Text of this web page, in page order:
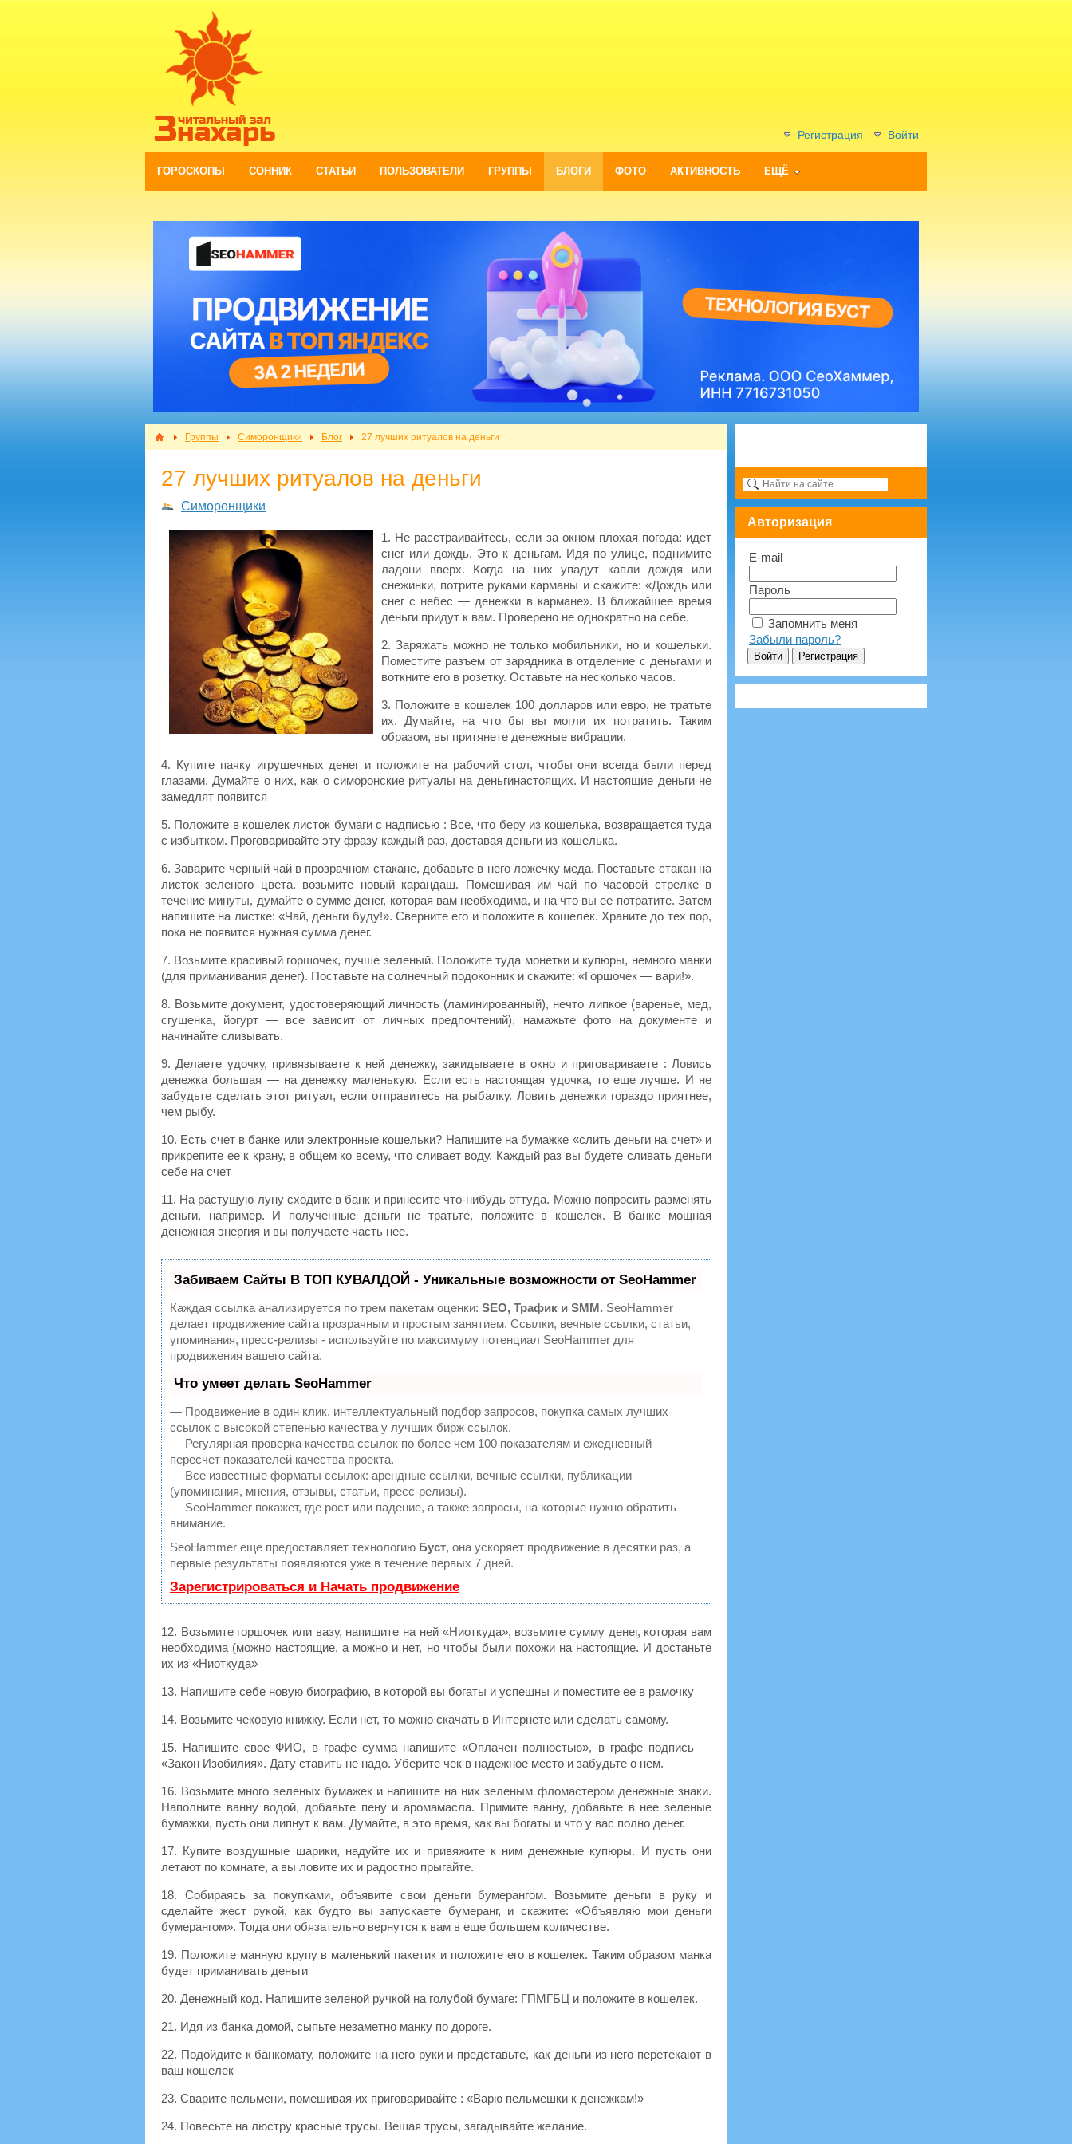
Регистрация Войти
ГОРОСКОПЫ СОННИК СТАТЬИ ПОЛЬЗОВАТЕЛИ ГРУППЫ БЛОГИ ФОТО АКТИВНОСТЬ ЕЩЁ
Группы Симоронщики Блог ​27 лучших ритуалов на деньги
​27 лучших ритуалов на деньги
Симоронщики
1. Не расстраивайтесь, если за окном плохая погода: идет
снег или дождь. Это к деньгам. Идя по улице, поднимите
ладони вверх. Когда на них упадут капли дождя или
снежинки, потрите руками карманы и скажите: «Дождь или
снег с небес — денежки в кармане». В ближайшее время
деньги придут к вам. Проверено не однократно на себе.
2. Заряжать можно не только мобильники, но и кошельки.
Поместите разъем от зарядника в отделение с деньгами и
воткните его в розетку. Оставьте на несколько часов.
3. Положите в кошелек 100 долларов или евро, не тратьте
их. Думайте, на что бы вы могли их потратить. Таким
образом, вы притянете денежные вибрации.
4. Купите пачку игрушечных денег и положите на рабочий стол, чтобы они всегда были перед
глазами. Думайте о них, как о симоронские ритуалы на деньгинастоящих. И настоящие деньги не
замедлят появится
5. Положите в кошелек листок бумаги с надписью : Все, что беру из кошелька, возвращается туда
с избытком. Проговаривайте эту фразу каждый раз, доставая деньги из кошелька.
6. Заварите черный чай в прозрачном стакане, добавьте в него ложечку меда. Поставьте стакан на
листок зеленого цвета. возьмите новый карандаш. Помешивая им чай по часовой стрелке в
течение минуты, думайте о сумме денег, которая вам необходима, и на что вы ее потратите. Затем
напишите на листке: «Чай, деньги буду!». Сверните его и положите в кошелек. Храните до тех пор,
пока не появится нужная сумма денег.
7. Возьмите красивый горшочек, лучше зеленый. Положите туда монетки и купюры, немного манки
(для приманивания денег). Поставьте на солнечный подоконник и скажите: «Горшочек — вари!».
8. Возьмите документ, удостоверяющий личность (ламинированный), нечто липкое (варенье, мед,
сгущенка, йогурт — все зависит от личных предпочтений), намажьте фото на документе и
начинайте слизывать.
9. Делаете удочку, привязываете к ней денежку, закидываете в окно и приговариваете : Ловись
денежка большая — на денежку маленькую. Если есть настоящая удочка, то еще лучше. И не
забудьте сделать этот ритуал, если отправитесь на рыбалку. Ловить денежки гораздо приятнее,
чем рыбу.
10. Есть счет в банке или электронные кошельки? Напишите на бумажке «слить деньги на счет» и
прикрепите ее к крану, в общем ко всему, что сливает воду. Каждый раз вы будете сливать деньги
себе на счет
11. На растущую луну сходите в банк и принесите что-нибудь оттуда. Можно попросить разменять
деньги, например. И полученные деньги не тратьте, положите в кошелек. В банке мощная
денежная энергия и вы получаете часть нее.
Забиваем Сайты В ТОП КУВАЛДОЙ - Уникальные возможности от SeoHammer
Каждая ссылка анализируется по трем пакетам оценки: SEO, Трафик и SMM. SeoHammer
делает продвижение сайта прозрачным и простым занятием. Ссылки, вечные ссылки, статьи,
упоминания, пресс-релизы - используйте по максимуму потенциал SeoHammer для
продвижения вашего сайта.
Что умеет делать SeoHammer
— Продвижение в один клик, интеллектуальный подбор запросов, покупка самых лучших
ссылок с высокой степенью качества у лучших бирж ссылок.
— Регулярная проверка качества ссылок по более чем 100 показателям и ежедневный
пересчет показателей качества проекта.
— Все известные форматы ссылок: арендные ссылки, вечные ссылки, публикации
(упоминания, мнения, отзывы, статьи, пресс-релизы).
— SeoHammer покажет, где рост или падение, а также запросы, на которые нужно обратить
внимание.
SeoHammer еще предоставляет технологию Буст, она ускоряет продвижение в десятки раз, а
первые результаты появляются уже в течение первых 7 дней.
Зарегистрироваться и Начать продвижение
12. Возьмите горшочек или вазу, напишите на ней «Ниоткуда», возьмите сумму денег, которая вам
необходима (можно настоящие, а можно и нет, но чтобы были похожи на настоящие. И достаньте
их из «Ниоткуда»
13. Напишите себе новую биографию, в которой вы богаты и успешны и поместите ее в рамочку
14. Возьмите чековую книжку. Если нет, то можно скачать в Интернете или сделать самому.
15. Напишите свое ФИО, в графе сумма напишите «Оплачен полностью», в графе подпись —
«Закон Изобилия». Дату ставить не надо. Уберите чек в надежное место и забудьте о нем.
16. Возьмите много зеленых бумажек и напишите на них зеленым фломастером денежные знаки.
Наполните ванну водой, добавьте пену и аромамасла. Примите ванну, добавьте в нее зеленые
бумажки, пусть они липнут к вам. Думайте, в это время, как вы богаты и что у вас полно денег.
17. Купите воздушные шарики, надуйте их и привяжите к ним денежные купюры. И пусть они
летают по комнате, а вы ловите их и радостно прыгайте.
18. Собираясь за покупками, объявите свои деньги бумерангом. Возьмите деньги в руку и
сделайте жест рукой, как будто вы запускаете бумеранг, и скажите: «Объявляю мои деньги
бумерангом». Тогда они обязательно вернутся к вам в еще большем количестве.
19. Положите манную крупу в маленький пакетик и положите его в кошелек. Таким образом манка
будет приманивать деньги
20. Денежный код. Напишите зеленой ручкой на голубой бумаге: ГПМГБЦ и положите в кошелек.
21. Идя из банка домой, сыпьте незаметно манку по дороге.
22. Подойдите к банкомату, положите на него руки и представьте, как деньги из него перетекают в
ваш кошелек
23. Сварите пельмени, помешивая их приговаривайте : «Варю пельмешки к денежкам!»
24. Повесьте на люстру красные трусы. Вешая трусы, загадывайте желание.
Авторизация
E-mail
Пароль
Запомнить меня
Забыли пароль?